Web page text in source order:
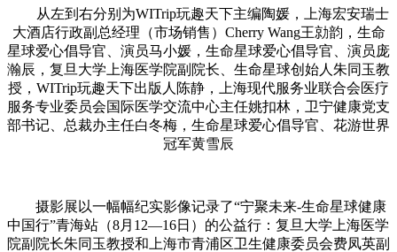
从左到右分别为WITrip玩趣天下主编陶媛，上海宏安瑞士
大酒店行政副总经理（市场销售）Cherry Wang王勍韵，生命
星球爱心倡导官、演员马小媛，生命星球爱心倡导官、演员庞
瀚辰，复旦大学上海医学院副院长、生命星球创始人朱同玉教
授，WITrip玩趣天下出版人陈静，上海现代服务业联合会医疗
服务专业委员会国际医学交流中心主任姚扣林，卫宁健康党支
部书记、总裁办主任白冬梅，生命星球爱心倡导官、花游世界
冠军黄雪辰
摄影展以一幅幅纪实影像记录了“宁聚未来-生命星球健康
中国行”青海站（8月12—16日）的公益行：复旦大学上海医学
院副院长朱同玉教授和上海市青浦区卫生健康委员会费凤英副